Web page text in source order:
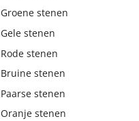
Groene stenen
Gele stenen
Rode stenen
Bruine stenen
Paarse stenen
Oranje stenen